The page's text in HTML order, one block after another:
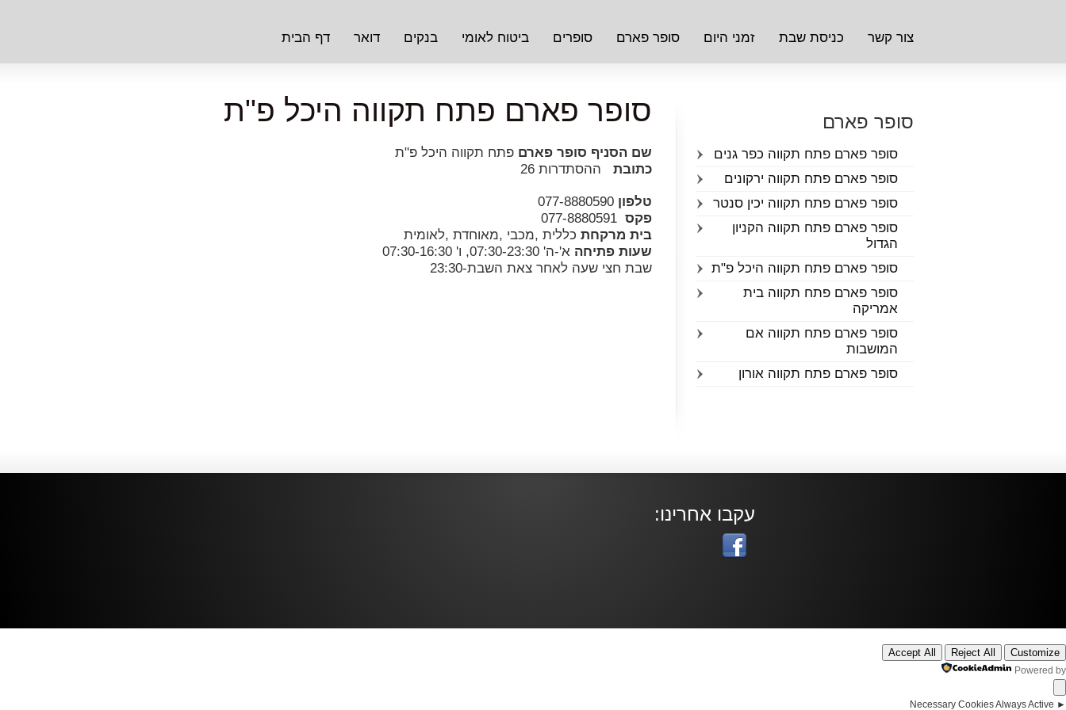
דף הבית דואר בנקים ביטוח לאומי סופרים סופר פארם זמני היום כניסת שבת צור קשר
סופר פארם פתח תקווה היכל פ"ת
שם הסניף סופר פארם פתח תקווה היכל פ"ת
כתובת ההסתדרות 26
טלפון 077-8880590
פקס 077-8880591
בית מרקחת כללית ,מכבי ,מאוחדת ,לאומית
שעות פתיחה א'-ה' 07:30-23:30, ו' 07:30-16:30
שבת חצי שעה לאחר צאת השבת-23:30
סופר פארם
סופר פארם פתח תקווה כפר גנים
סופר פארם פתח תקווה ירקונים
סופר פארם פתח תקווה יכין סנטר
סופר פארם פתח תקווה הקניון
הגדול
סופר פארם פתח תקווה היכל פ"ת
סופר פארם פתח תקווה בית
אמריקה
סופר פארם פתח תקווה אם
המושבות
סופר פארם פתח תקווה אורון
עקבו אחרינו:
Customize
Reject All
Accept All
Powered by
►
Necessary CookiesAlways Active